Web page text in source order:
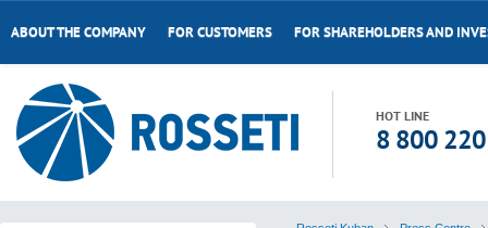
ABOUT THE COMPANY FOR CUSTOMERS FOR SHAREHOLDERS AND
HOT LINE
8 800